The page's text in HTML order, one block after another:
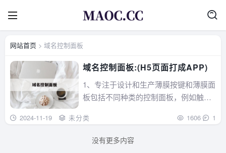
网站首页 > 域名控制面板
域名控制面板:(H5页面打成APP)
1、专注于设计和生产薄膜按键和薄膜面
板包括不同种类的控制面板，例如触
触摸屏，电子组装的制造厂家为客户提
供定制需求的方案。 2、阿里云_域名产
品控制台，热门域名com1元，cn1元，
2024-11-19 未分类 1606 1
没有更多内容